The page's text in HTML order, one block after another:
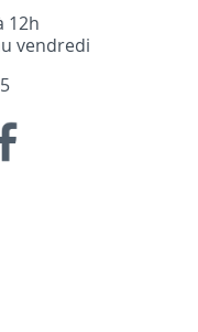
12h
vendredi